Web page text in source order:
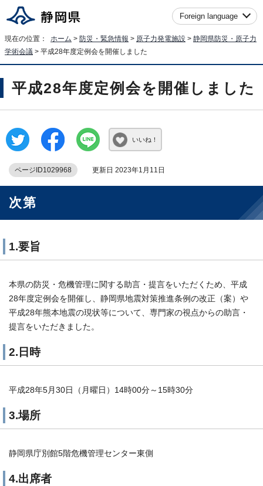
Foreign language
現在の位置： ホーム > 防災・緊急情報 > 原子力発電施設 > 静岡県防災・原子力
学術会議 > 平成28年度定例会を開催しました
平成28年度定例会を開催しました
いいね！
ページID1029968 更新日 2023年1月11日
次第
1.要旨
本県の防災・危機管理に関する助言・提言をいただくため、平成
28年度定例会を開催し、静岡県地震対策推進条例の改正（案）や
平成28年熊本地震の現状等について、専門家の視点からの助言・
提言をいただきました。
2.日時
平成28年5月30日（月曜日）14時00分～15時30分
3.場所
静岡県庁別館5階危機管理センター東側
4.出席者